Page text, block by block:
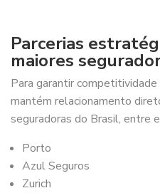
Parcerias
maiores
Para garantir
mantém relacionamento
seguradoras do Brasil, entre
Porto
Azul Seguros
Zurich